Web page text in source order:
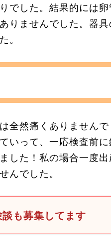
でした。結果的には
りませんでした。器具
。
全然痛くありません
いって、一応検査前
した！私の場合一度
んでした。
も募集してます